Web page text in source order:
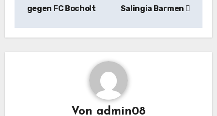
gegen FC Bocholt
Salingia Barmen
Von admin08